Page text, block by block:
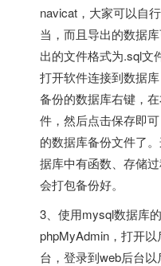
navicat，大家可以自
当，而且导出的数据
出的文件格式为.sql文
打开软件连接到数据
备份的数据库右键，
件，然后点击保存即
的数据库备份文件了
据库中有函数、存储
会打包备份好。
3、使用mysql数据库
phpMyAdmin，打开
台，登录到web后台